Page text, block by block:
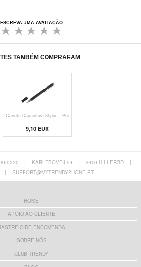
ESCREVA UMA AVALIAÇÃO
TAMBÉM COMPRARAM
Caneta Capacitiva Stylus - Pre
9,10 EUR
| KARLEBOVEJ 59 | 3400 HILLERØD
|
| SUPPORT@MYTRENDYPHONE.PT
HOME
APOIO AO CLIENTE
DE ENCOMENDA
SOBRE NÓS
CLUB TRENDY